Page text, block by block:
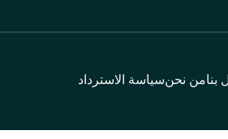
بنامن نحنسياسة الاسترداد